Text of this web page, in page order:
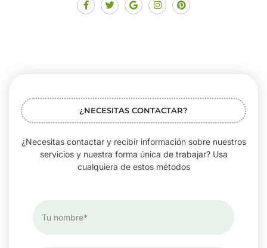
¿NECESITAS CONTACTAR?
¿Necesitas contactar y recibir información sobre nuestros
servicios y nuestra forma única de trabajar? Usa
cualquiera de estos métodos